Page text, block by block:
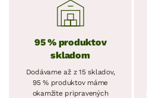
95 % produktov
skladom
Dodávame až z 15 skladov,
95 % produktov máme
okamžite pripravených